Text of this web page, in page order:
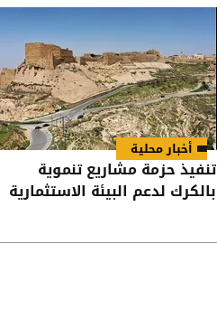
أخبار محلية
تنفيذ حزمة مشاريع تنموية
بالكرك لدعم البيئة الاستثمارية